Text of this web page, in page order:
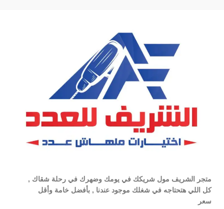
متجر الشريف مول شريكك في يومك وضهرك في رحلة شقاك ,
كل اللي هتحتاجه في شغلك موجود عندنا , بأفضل خامة وأقل
سعر